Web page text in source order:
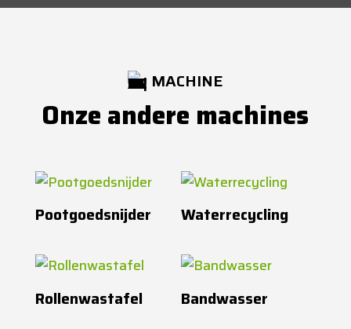
MACHINE
Onze andere machines
Pootgoedsnijder Waterrecycling
Rollenwastafel Bandwasser